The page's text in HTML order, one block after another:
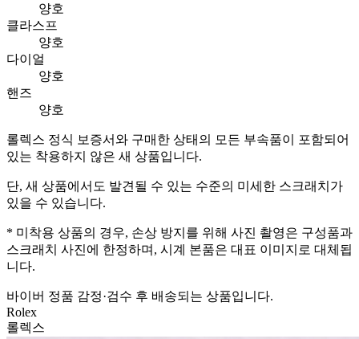
양호
클라스프
양호
다이얼
양호
핸즈
양호
롤렉스 정식 보증서와 구매한 상태의 모든 부속품이 포함되어
있는 착용하지 않은 새 상품입니다.
단, 새 상품에서도 발견될 수 있는 수준의 미세한 스크래치가
있을 수 있습니다.
* 미착용 상품의 경우, 손상 방지를 위해 사진 촬영은 구성품과
스크래치 사진에 한정하며, 시계 본품은 대표 이미지로 대체됩
니다.
바이버 정품 감정·검수 후 배송되는 상품입니다.
Rolex
롤렉스